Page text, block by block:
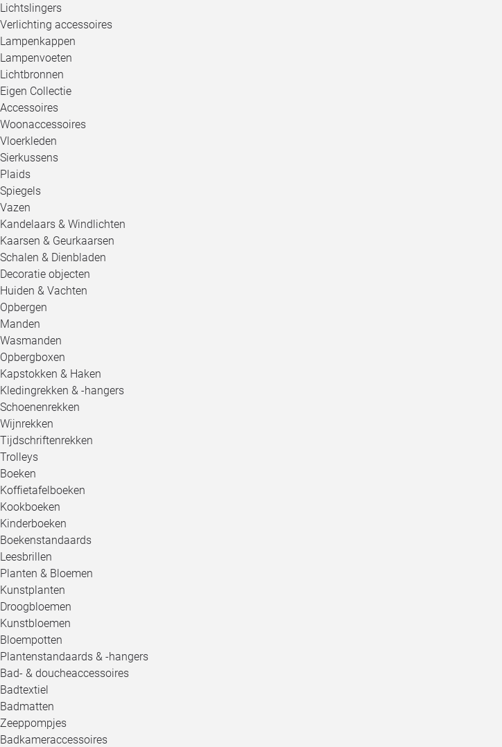
Lichtslingers
Verlichting accessoires
Lampenkappen
Lampenvoeten
Lichtbronnen
Eigen Collectie
Accessoires
Woonaccessoires
Vloerkleden
Sierkussens
Plaids
Spiegels
Vazen
Kandelaars & Windlichten
Kaarsen & Geurkaarsen
Schalen & Dienbladen
Decoratie objecten
Huiden & Vachten
Opbergen
Manden
Wasmanden
Opbergboxen
Kapstokken & Haken
Kledingrekken & -hangers
Schoenenrekken
Wijnrekken
Tijdschriftenrekken
Trolleys
Boeken
Koffietafelboeken
Kookboeken
Kinderboeken
Boekenstandaards
Leesbrillen
Planten & Bloemen
Kunstplanten
Droogbloemen
Kunstbloemen
Bloempotten
Plantenstandaards & -hangers
Bad- & doucheaccessoires
Badtextiel
Badmatten
Zeeppompjes
Badkameraccessoires